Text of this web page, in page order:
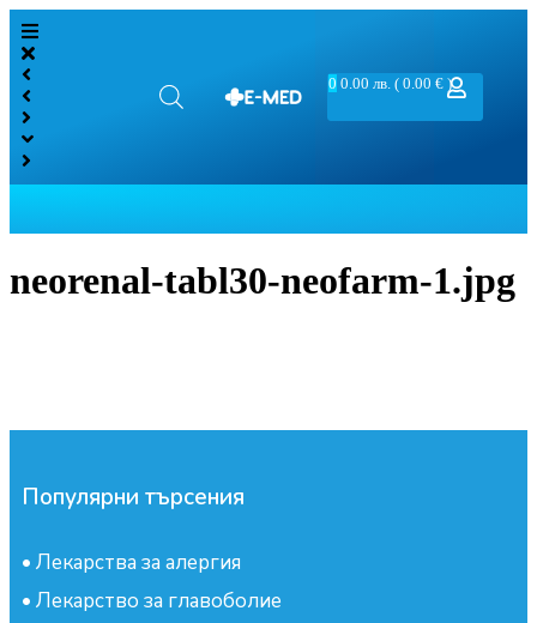
0 0.00 лв. ( 0.00 € )
neorenal-tabl30-neofarm-1.jpg
Популярни търсения
• Лекарства за алергия
• Лекарство за главоболие